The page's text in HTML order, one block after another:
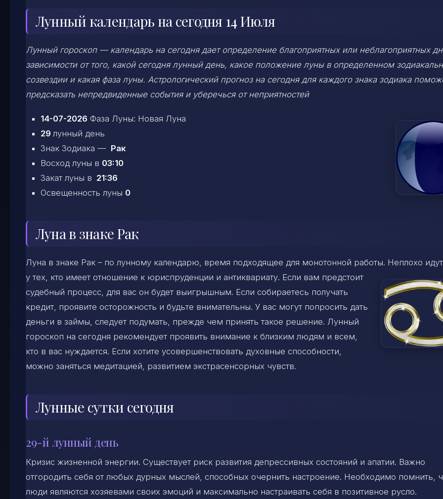
Лунный календарь на сегодня 14 Июля
Лунный гороскоп — календарь на сегодня дает определение благоприятных или неблагоприятных
зависимости от того, какой сегодня лунный день, какое положение луны в определенном
созвездии и какая фаза луны. Астрологический прогноз на сегодня для каждого знака зодиака
предсказать непредвиденные события и уберечься от неприятностей
14-07-2026 Фаза Луны: Новая Луна
29лунный день
Знак Зодиака — Рак
Восход луны в 03:10
Закат луны в 21:36
Освещенность луны 0
Луна в знаке Рак
Луна в знаке Рак – по лунному календарю, время подходящее для монотонной работы. Неплохо
у тех, кто имеет отношение к юриспруденции и антиквариату. Если вам предстоит
судебный процесс, для вас он будет выигрышным. Если собираетесь получать
кредит, проявите осторожность и будьте внимательны. У вас могут попросить дать
деньги в займы, следует подумать, прежде чем принять такое решение. Лунный
гороскоп на сегодня рекомендует проявить внимание к близким людям и всем,
кто в вас нуждается. Если хотите усовершенствовать духовные способности,
можно заняться медитацией, развитием экстрасенсорных чувств.
Лунные сутки сегодня
29-й лунный день
Кризис жизненной энергии. Существует риск развития депрессивных состояний и апатии. Важно
отгородить себя от любых дурных мыслей, способных очернить настроение. Необходимо помнить,
люди являются хозяевами своих эмоций и максимально настраивать себя в позитивное русло.